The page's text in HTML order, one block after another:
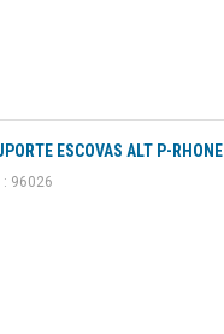
ESCOVAS ALT P-RHONE
: 96026